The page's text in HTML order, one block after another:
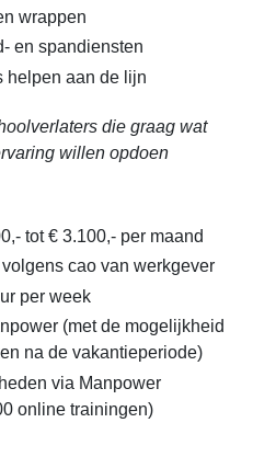
wrappen
en spandiensten
helpen aan de lijn
die graag wat
willen opdoen
tot € 3.100,- per maand
cao van werkgever
per week
(met de mogelijkheid
na de vakantieperiode)
via Manpower
online trainingen)